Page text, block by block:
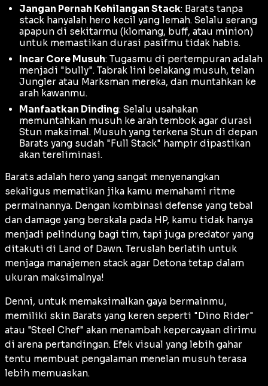
Jangan Pernah Kehilangan Stack: Barats tanpa
stack hanyalah hero kecil yang lemah. Selalu serang
apapun di sekitarmu (klomang, buff, atau minion)
untuk memastikan durasi pasifmu tidak habis.
Incar Core Musuh: Tugasmu di pertempuran adalah
menjadi "bully". Tabrak lini belakang musuh, telan
Jungler atau Marksman mereka, dan muntahkan ke
arah kawanmu.
Manfaatkan Dinding: Selalu usahakan
memuntahkan musuh ke arah tembok agar durasi
Stun maksimal. Musuh yang terkena Stun di depan
Barats yang sudah "Full Stack" hampir dipastikan
akan tereliminasi.
Barats adalah hero yang sangat menyenangkan
sekaligus mematikan jika kamu memahami ritme
permainannya. Dengan kombinasi defense yang tebal
dan damage yang berskala pada HP, kamu tidak hanya
menjadi pelindung bagi tim, tapi juga predator yang
ditakuti di Land of Dawn. Teruslah berlatih untuk
menjaga manajemen stack agar Detona tetap dalam
ukuran maksimalnya!
Denni, untuk memaksimalkan gaya bermainmu,
memiliki skin Barats yang keren seperti "Dino Rider"
atau "Steel Chef" akan menambah kepercayaan dirimu
di arena pertandingan. Efek visual yang lebih gahar
tentu membuat pengalaman menelan musuh terasa
lebih memuaskan.